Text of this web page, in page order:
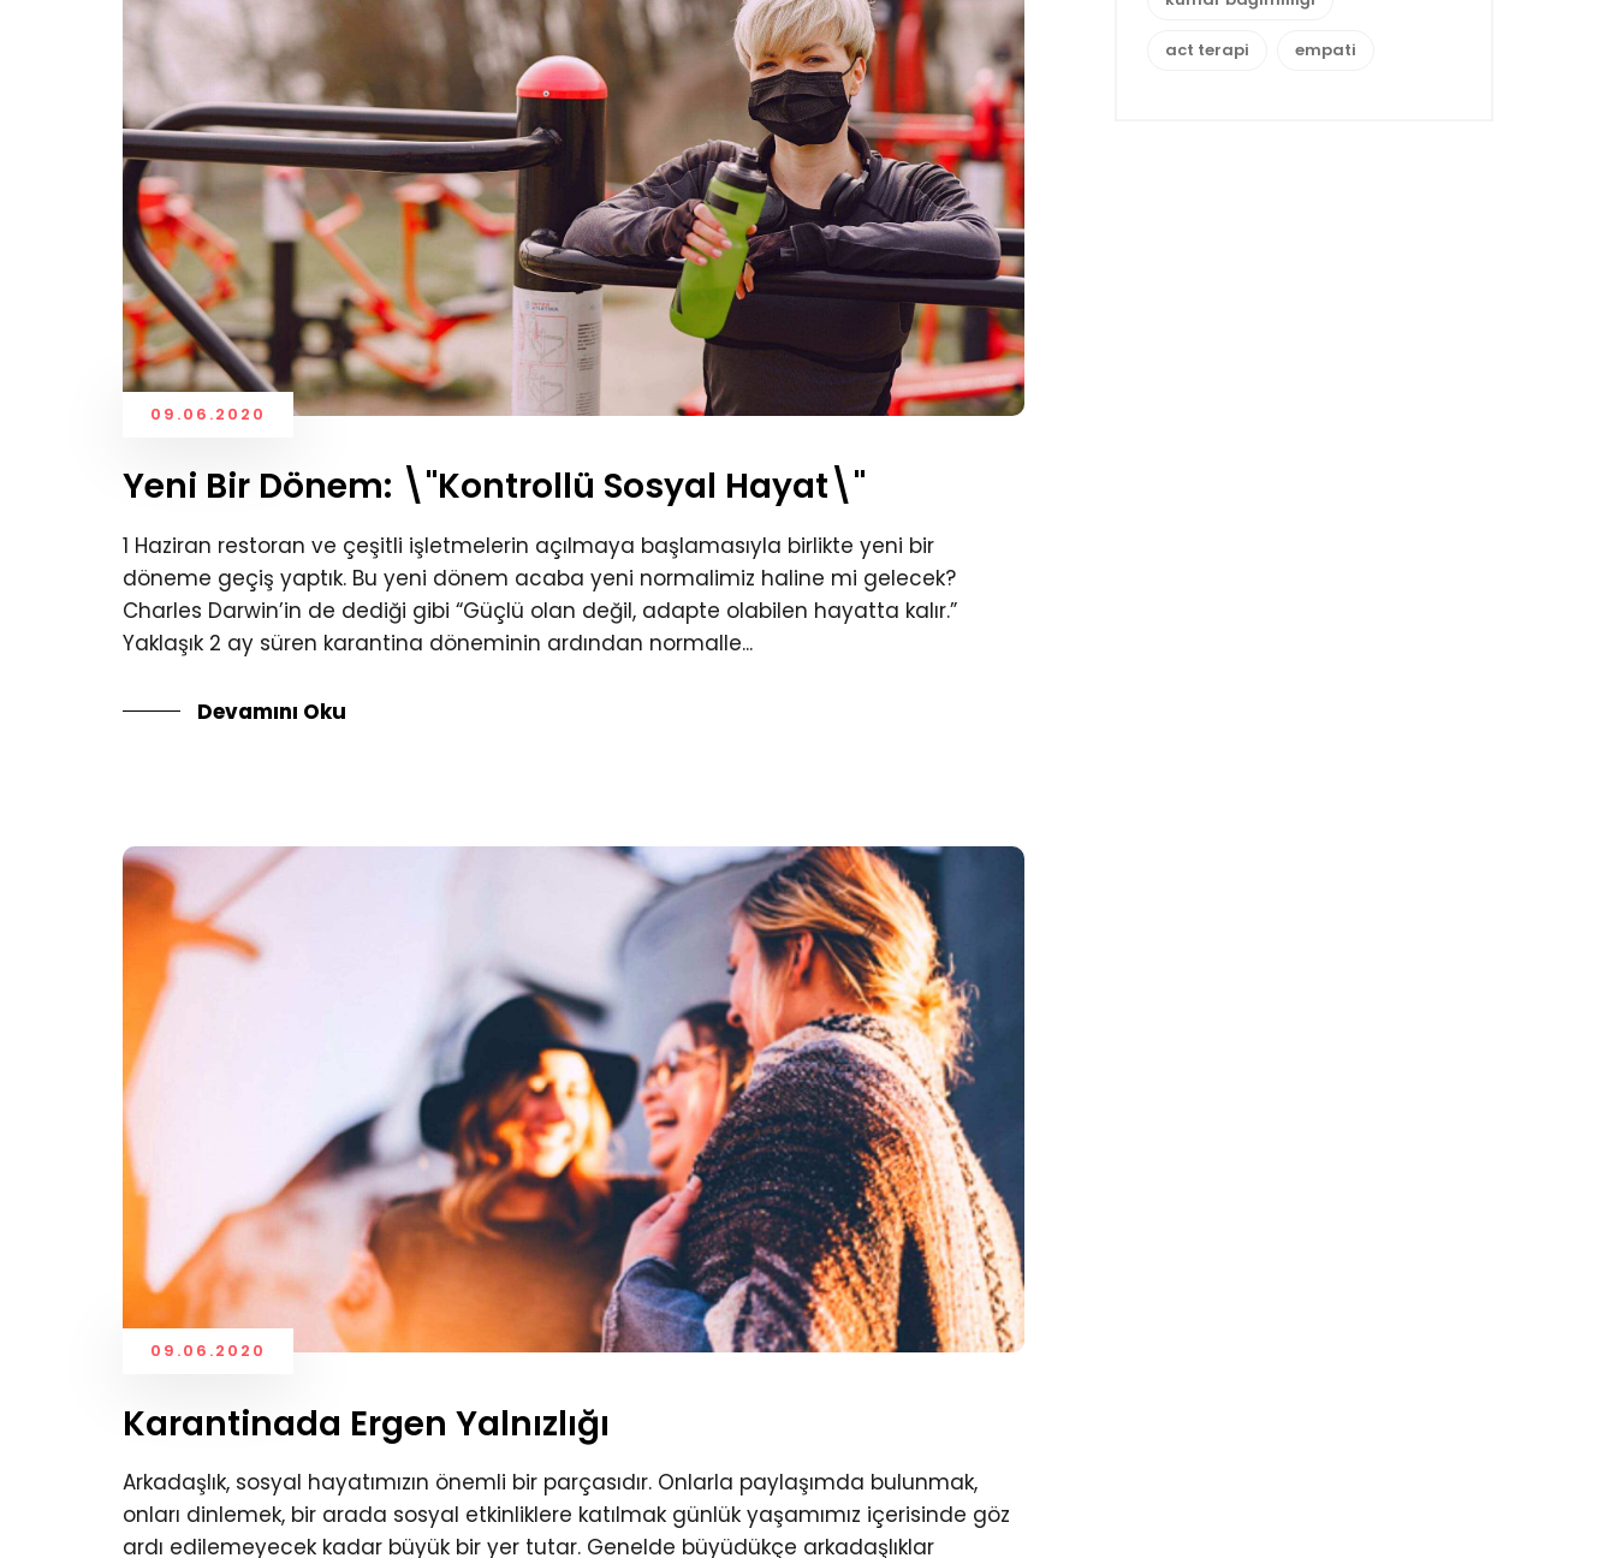
09.06.2020
Yeni Bir Dönem: \"Kontrollü Sosyal Hayat\"
1 Haziran restoran ve çeşitli işletmelerin açılmaya başlamasıyla birlikte yeni bir
döneme geçiş yaptık. Bu yeni dönem acaba yeni normalimiz haline mi gelecek?
Charles Darwin’in de dediği gibi “Güçlü olan değil, adapte olabilen hayatta kalır.”
Yaklaşık 2 ay süren karantina döneminin ardından normalle...
Devamını Oku
09.06.2020
Karantinada Ergen Yalnızlığı
Arkadaşlık, sosyal hayatımızın önemli bir parçasıdır. Onlarla paylaşımda bulunmak,
onları dinlemek, bir arada sosyal etkinliklere katılmak günlük yaşamımız içerisinde göz
ardı edilemeyecek kadar büyük bir yer tutar. Genelde büyüdükçe arkadaşlıklar
act terapi empati